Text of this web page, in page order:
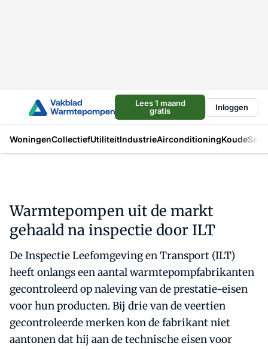
Lees 1 maand
gratis
Inloggen
WoningenCollectiefUtiliteitIndustrieAirconditioningKoude
Warmtepompen uit de markt
gehaald na inspectie door ILT
De Inspectie Leefomgeving en Transport (ILT)
heeft onlangs een aantal warmtepompfabrikanten
gecontroleerd op naleving van de prestatie-eisen
voor hun producten. Bij drie van de veertien
gecontroleerde merken kon de fabrikant niet
aantonen dat hij aan de technische eisen voor